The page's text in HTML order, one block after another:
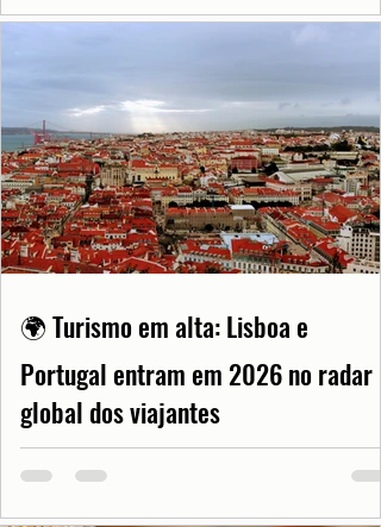
🌍 Turismo em alta: Lisboa e
Portugal entram em 2026 no radar
global dos viajantes